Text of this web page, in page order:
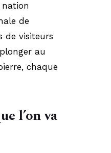
de
de visiteurs
au
chaque
l’on va